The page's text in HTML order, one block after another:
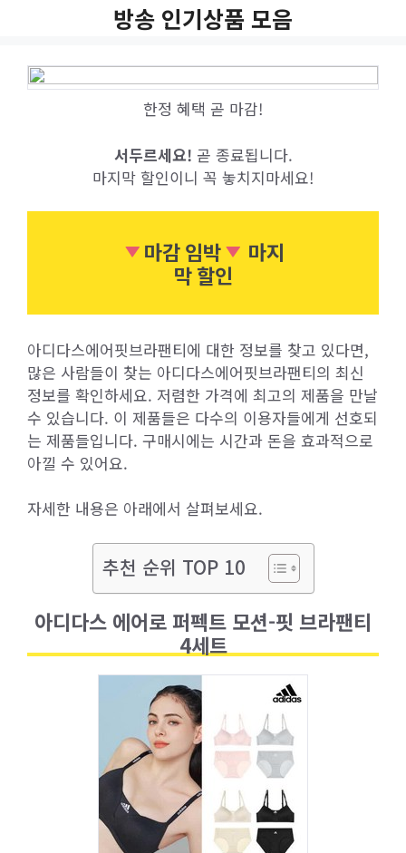
방송 인기상품 모음
한정 혜택 곧 마감!
서두르세요! 곧 종료됩니다.
마지막 할인이니 꼭 놓치지마세요!
마감 임박
마지
막 할인
아디다스에어핏브라팬티에 대한 정보를 찾고 있다면,
많은 사람들이 찾는 아디다스에어핏브라팬티의 최신
정보를 확인하세요. 저렴한 가격에 최고의 제품을 만날
수 있습니다. 이 제품들은 다수의 이용자들에게 선호되
는 제품들입니다. 구매시에는 시간과 돈을 효과적으로
아낄 수 있어요.
자세한 내용은 아래에서 살펴보세요.
추천 순위 TOP 10
아디다스 에어로 퍼펙트 모션-핏 브라팬티
4세트